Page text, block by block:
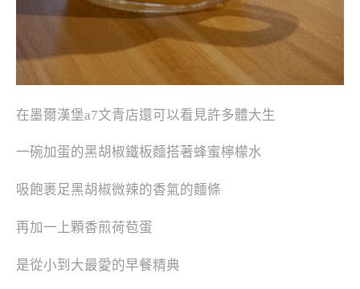
在墨爾漢堡a7文青店還可以看見許多體大生
一碗加蛋的黑胡椒鐵板麵搭著蜂蜜檸檬水
吸飽裹足黑胡椒微辣的香氣的麵條
再加一上顆香煎荷苞蛋
是從小到大最愛的早餐精典